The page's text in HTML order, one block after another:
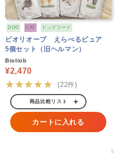
DOG CAT ドッグフード
ビオリオーブ えらべるピュア
5個セット（旧ヘルマン）
Bioliob
¥2,470
★★★★★ (22件)
商品比較リスト
カートに入れる